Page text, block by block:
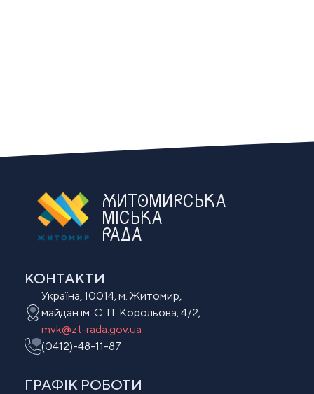
ЖИТОМИРСЬКА
МІСЬКА
РАДА
КОНТАКТИ
Україна, 10014, м. Житомир,
майдан ім. С. П. Корольова, 4/2,
mvk@zt-rada.gov.ua
(0412)-48-11-87
ГРАФІК РОБОТИ